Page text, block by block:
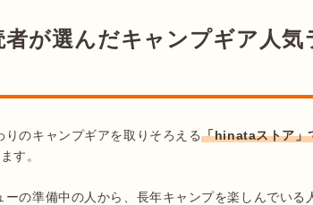
が選んだキャンプギア人
りのキャンプギアを取りそろえる「hinataストア」
す。
ーの準備中の人から、長年キャンプを楽しんでい